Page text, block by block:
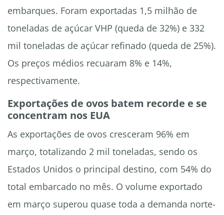
embarques. Foram exportadas 1,5 milhão de
toneladas de açúcar VHP (queda de 32%) e 332
mil toneladas de açúcar refinado (queda de 25%).
Os preços médios recuaram 8% e 14%,
respectivamente.
Exportações de ovos batem recorde e se
concentram nos EUA
As exportações de ovos cresceram 96% em
março, totalizando 2 mil toneladas, sendo os
Estados Unidos o principal destino, com 54% do
total embarcado no mês. O volume exportado
em março superou quase toda a demanda norte-